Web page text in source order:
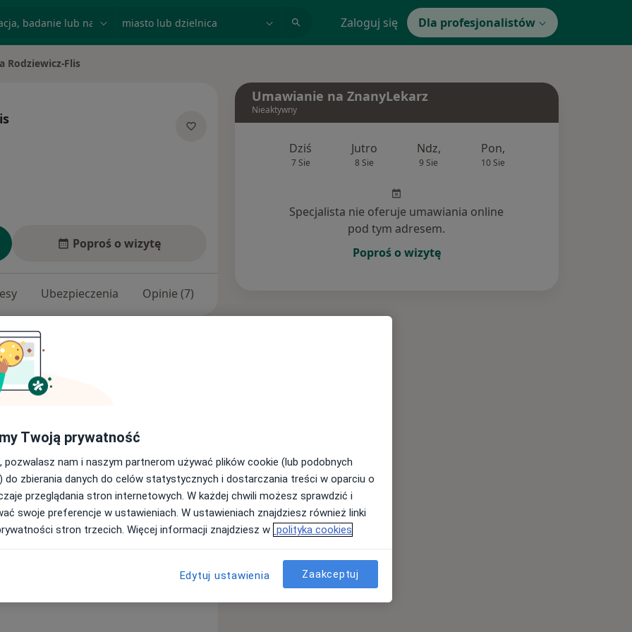
Zaloguj się Dla profesjonalistów
Rodziewicz-Flis
Poproś o wizytę
Ubezpieczenia Opinie (7)
i Sportu, tytuł magistra
roku obroniłam doktorat
kulturze fizycznej.
żuchwowego oraz
bólowych kręgosłupa oraz
doświadczenie w terapii tkanek
przeciążeniowych
do przyjaznej atmosfery i komfortu
się zajmuję to: - bruksizm -
ortognatycznych - bóle
stawu skroniowo-
kręgosłupa - rwa kulszowa -
(np. skręcenia, zerwanie
mi dużo empatii, a także wielką
:)
Umawianie na ZnanyLekarz
Nieaktywny
Dziś
7 Sie
Jutro
8 Sie
Ndz,
9 Sie
Pon,
10 Sie
Specjalista nie oferuje umawiania online
pod tym adresem.
Poproś o wizytę
Twoją prywatność
pozwalasz nam i naszym partnerom używać plików cookie (lub podobnych
do zbierania danych do celów statystycznych i dostarczania treści w oparciu o
przeglądania stron internetowych. W każdej chwili możesz sprawdzić i
swoje preferencje w ustawieniach. W ustawieniach znajdziesz również linki
stron trzecich. Więcej informacji znajdziesz w polityka cookies
Edytuj ustawienia Zaakceptuj